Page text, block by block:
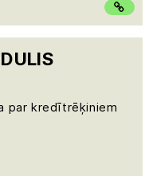
par kredītrēķiniem